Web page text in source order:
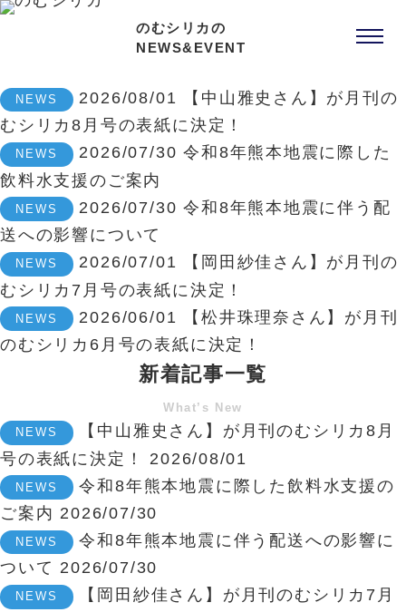
のむシリカの
NEWS&EVENT
NEWS 2026/08/01
【中山雅史さん】が月刊の
むシリカ8月号の表紙に決定！
NEWS 2026/07/30 令和8年熊本地震に際した
飲料水支援のご案内
NEWS 2026/07/30 令和8年熊本地震に伴う配
送への影響について
NEWS 2026/07/01
【岡田紗佳さん】が月刊の
むシリカ7月号の表紙に決定！
NEWS 2026/06/01
【松井珠理奈さん】が月刊
のむシリカ6月号の表紙に決定！
新着記事一覧
What’s New
NEWS
【中山雅史さん】が月刊のむシリカ8月
号の表紙に決定！
2026/08/01
NEWS
令和8年熊本地震に際した飲料水支援の
ご案内 2026/07/30
NEWS
令和8年熊本地震に伴う配送への影響に
ついて 2026/07/30
NEWS
【岡田紗佳さん】が月刊のむシリカ7月